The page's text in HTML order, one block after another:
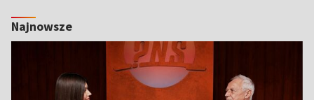
Najnowsze